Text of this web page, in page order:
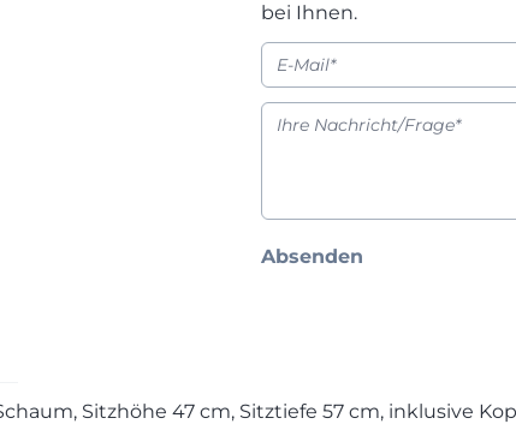
bei Ihnen.
Absenden
Sitzhöhe 47 cm, Sitztiefe 57 cm, inklusive